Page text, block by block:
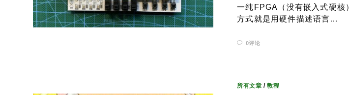
一纯FPGA（没有嵌入式硬核
方式就是用硬件描述语言…
0评论
所有文章 /教程